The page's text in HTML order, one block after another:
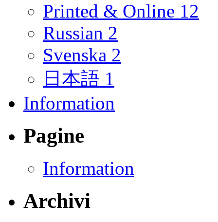
Printed & Online 12
Russian 2
Svenska 2
日本語 1
Information
Pagine
Information
Archivi